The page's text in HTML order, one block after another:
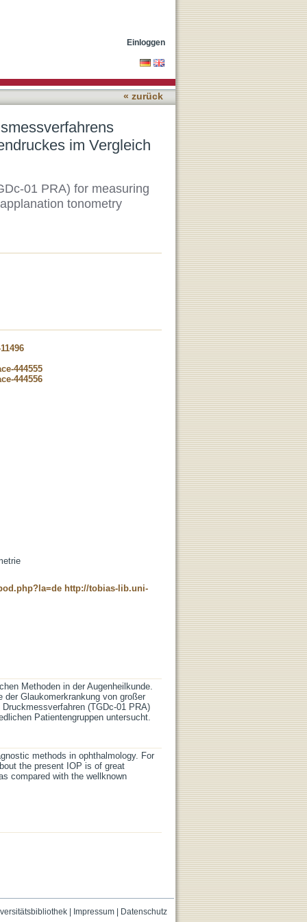
Einloggen
« zurück
im Vergleich
01 PRA) for measuring
tonometry
444555
444556
http://tobias-lib.uni-
Methoden in der Augenheilkunde.
der Glaukomerkrankung von großer
(TGDc-01 PRA)
Patientengruppen untersucht.
methods in ophthalmology. For
the present IOP is of great
compared with the wellknown
| Impressum| Datenschutz